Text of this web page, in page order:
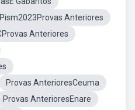
Pism2023Provas Anteriores
Anteriores
Provas AnterioresCeuma
Provas AnterioresEnare